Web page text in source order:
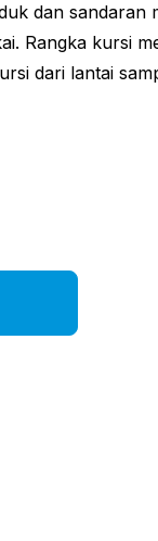
dan sandaran
Rangka kursi
dari lantai